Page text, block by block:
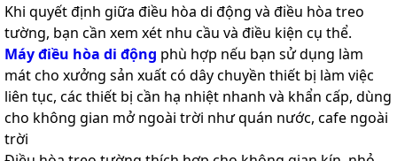
Khi quyết định giữa điều hòa di động và điều hòa treo
tường, bạn cần xem xét nhu cầu và điều kiện cụ thể.
Máy điều hòa di động phù hợp nếu bạn sử dụng làm
mát cho xưởng sản xuất có dây chuyền thiết bị làm việc
liên tục, các thiết bị cần hạ nhiệt nhanh và khẩn cấp, dùng
cho không gian mở ngoài trời như quán nước, cafe ngoài
trời